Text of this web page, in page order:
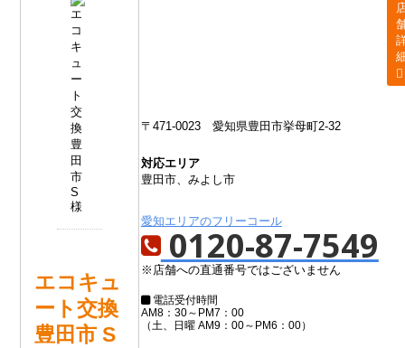
エコキュ
ート交換
豊田市 S
〒471-0023 愛知県豊田市挙母町2-32
対応エリア
豊田市、みよし市
愛知エリアのフリーコール
0120-87-7549
※店舗への直通番号ではございません
電話受付時間
AM8：30～PM7：00
（土、日曜 AM9：00～PM6：00）